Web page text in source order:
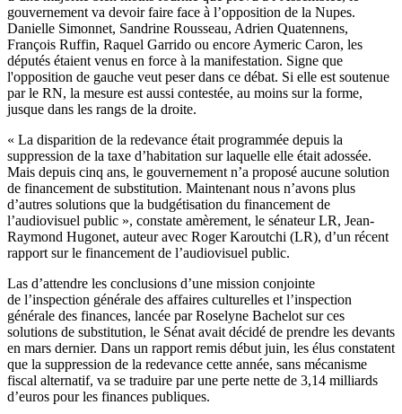
gouvernement va devoir faire face à l’opposition de la Nupes.
Danielle Simonnet, Sandrine Rousseau, Adrien Quatennens,
François Ruffin, Raquel Garrido ou encore Aymeric Caron, les
députés étaient venus en force à la manifestation. Signe que
l'opposition de gauche veut peser dans ce débat. Si elle est soutenue
par le RN, la mesure est aussi contestée, au moins sur la forme,
jusque dans les rangs de la droite.
« La disparition de la redevance était programmée depuis la
suppression de la taxe d’habitation sur laquelle elle était adossée.
Mais depuis cinq ans, le gouvernement n’a proposé aucune solution
de financement de substitution. Maintenant nous n’avons plus
d’autres solutions que la budgétisation du financement de
l’audiovisuel public », constate amèrement, le sénateur LR, Jean-
Raymond Hugonet, auteur avec Roger Karoutchi (LR), d’un récent
rapport sur le financement de l’audiovisuel public.
Las d’attendre les conclusions d’une mission conjointe
de l’inspection générale des affaires culturelles et l’inspection
générale des finances, lancée par Roselyne Bachelot sur ces
solutions de substitution, le Sénat avait décidé de prendre les devants
en mars dernier. Dans un rapport remis début juin, les élus constatent
que la suppression de la redevance cette année, sans mécanisme
fiscal alternatif, va se traduire par une perte nette de 3,14 milliards
d’euros pour les finances publiques.